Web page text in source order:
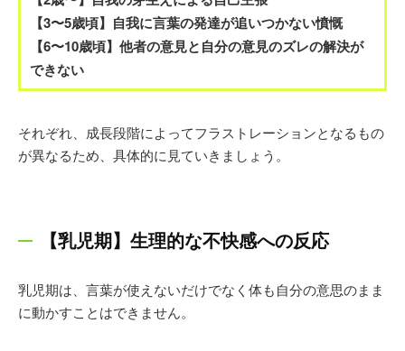
【3〜5歳頃】自我に言葉の発達が追いつかない憤慨
【6〜10歳頃】他者の意見と自分の意見のズレの解決が
できない
それぞれ、成長段階によってフラストレーションとなるもの
が異なるため、具体的に見ていきましょう。
【乳児期】生理的な不快感への反応
乳児期は、言葉が使えないだけでなく体も自分の意思のまま
に動かすことはできません。